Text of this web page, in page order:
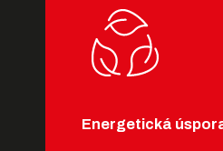
Energetická